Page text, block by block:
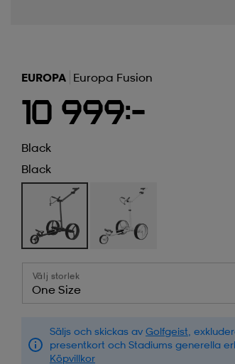
EUROPA Europa Fusion
10 999:-
Black
Black
Välj storlek
One Size
Säljs och skickas av Golfgeist ,
presentkort och Stadiums generella
Köpvillkor